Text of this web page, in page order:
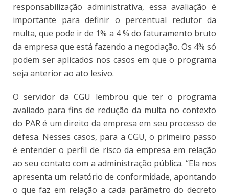
responsabilização administrativa, essa avaliação é
importante para definir o percentual redutor da
multa, que pode ir de 1% a 4 % do faturamento bruto
da empresa que está fazendo a negociação. Os 4% só
podem ser aplicados nos casos em que o programa
seja anterior ao ato lesivo.
O servidor da CGU lembrou que ter o programa
avaliado para fins de redução da multa no contexto
do PAR é um direito da empresa em seu processo de
defesa. Nesses casos, para a CGU, o primeiro passo
é entender o perfil de risco da empresa em relação
ao seu contato com a administração pública. “Ela nos
apresenta um relatório de conformidade, apontando
o que faz em relação a cada parâmetro do decreto